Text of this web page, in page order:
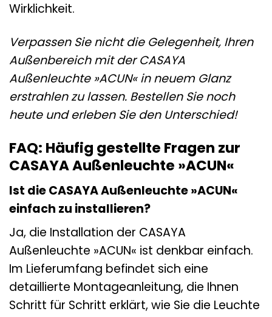
Wirklichkeit.
Verpassen Sie nicht die Gelegenheit, Ihren
Außenbereich mit der CASAYA
Außenleuchte »ACUN« in neuem Glanz
erstrahlen zu lassen. Bestellen Sie noch
heute und erleben Sie den Unterschied!
FAQ: Häufig gestellte Fragen zur
CASAYA Außenleuchte »ACUN«
Ist die CASAYA Außenleuchte »ACUN«
einfach zu installieren?
Ja, die Installation der CASAYA
Außenleuchte »ACUN« ist denkbar einfach.
Im Lieferumfang befindet sich eine
detaillierte Montageanleitung, die Ihnen
Schritt für Schritt erklärt, wie Sie die Leuchte